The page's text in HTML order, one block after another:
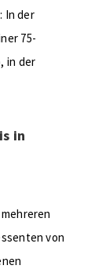
In der
75-
in der
in
von